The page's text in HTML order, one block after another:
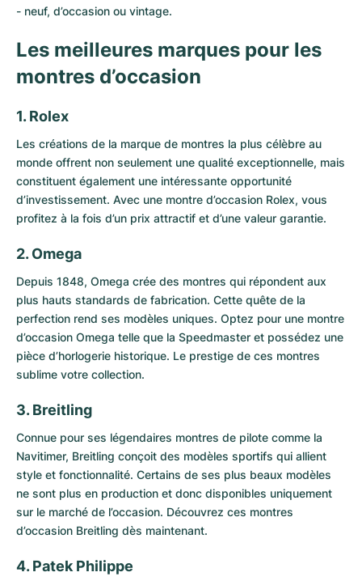
- neuf, d’occasion ou vintage.
Les meilleures marques pour les
montres d’occasion
1. Rolex
Les créations de la marque de montres la plus célèbre au
monde offrent non seulement une qualité exceptionnelle, mais
constituent également une intéressante opportunité
d’investissement. Avec une montre d’occasion Rolex, vous
profitez à la fois d’un prix attractif et d’une valeur garantie.
2. Omega
Depuis 1848, Omega crée des montres qui répondent aux
plus hauts standards de fabrication. Cette quête de la
perfection rend ses modèles uniques. Optez pour une montre
d’occasion Omega telle que la Speedmaster et possédez une
pièce d’horlogerie historique. Le prestige de ces montres
sublime votre collection.
3. Breitling
Connue pour ses légendaires montres de pilote comme la
Navitimer, Breitling conçoit des modèles sportifs qui allient
style et fonctionnalité. Certains de ses plus beaux modèles
ne sont plus en production et donc disponibles uniquement
sur le marché de l’occasion. Découvrez ces montres
d’occasion Breitling dès maintenant.
4. Patek Philippe